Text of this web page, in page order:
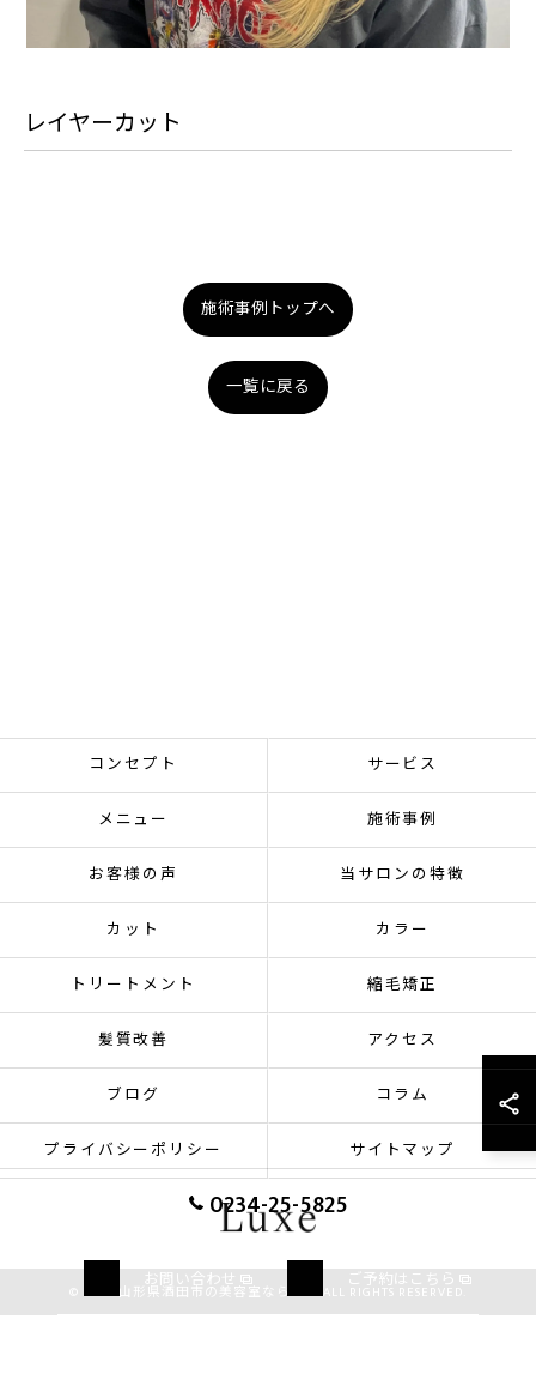
レイヤーカット
施術事例トップへ
一覧に戻る
0234-25-5825
お問い合わせ ご予約はこちら
コンセプト サービス
メニュー 施術事例
お客様の声 当サロンの特徴
カット カラー
トリートメント 縮毛矯正
髪質改善 アクセス
ブログ コラム
プライバシーポリシー サイトマップ
© 2026 山形県酒田市の美容室ならLuxe ALL RIGHTS RESERVED.